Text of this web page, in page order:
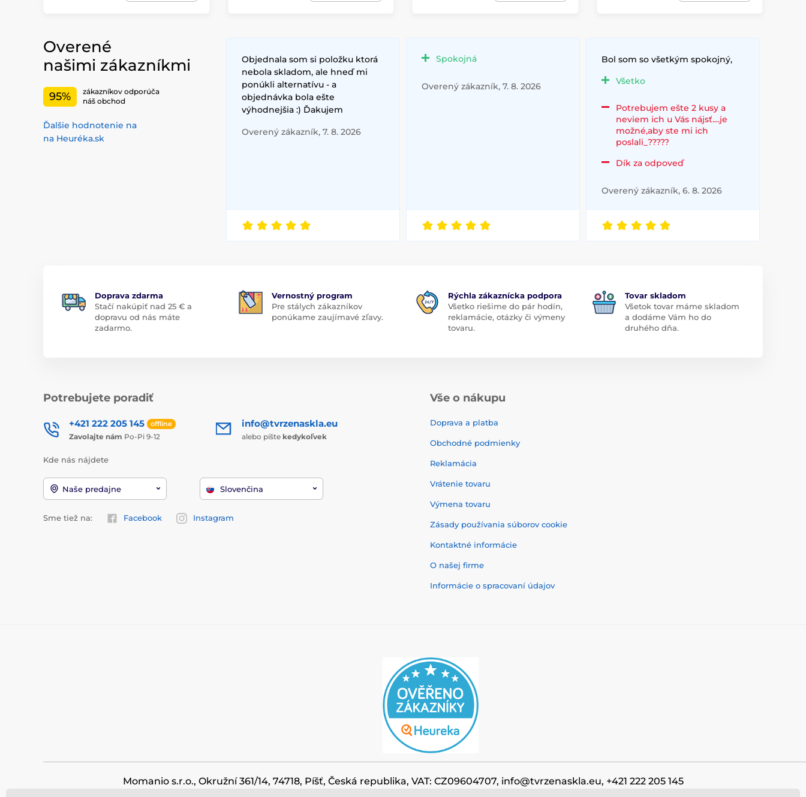
Overené
našimi zákazníkmi
95%
zákazníkov odporúča
náš obchod
Ďalšie hodnotenie na
na Heuréka.sk
Objednala som si položku ktorá
nebola skladom, ale hneď mi
ponúkli alternatívu - a
objednávka bola ešte
výhodnejšia :) Ďakujem
Overený zákazník, 7. 8. 2026
Spokojná
Overený zákazník, 7. 8. 2026
Bol som so všetkým spokojný,
Všetko
Potrebujem ešte 2 kusy a
neviem ich u Vás nájsť....je
možné,aby ste mi ich
poslali_?????
Dík za odpoveď
Overený zákazník, 6. 8. 2026
Doprava zdarma
Stačí nakúpiť nad 25 € a
dopravu od nás máte
zadarmo.
Vernostný program
Pre stálych zákazníkov
ponúkame zaujímavé zľavy.
Rýchla zákaznícka podpora
Všetko riešime do pár hodín,
reklamácie, otázky či výmeny
tovaru.
Tovar skladom
Všetok tovar máme skladom
a dodáme Vám ho do
druhého dňa.
Potrebujete poradiť
+421 222 205 145 offline
Zavolajte nám Po-Pi 9-12
info@tvrzenaskla.eu
alebo píšte kedykoľvek
Kde nás nájdete
Naše predajne Slovenčina
Sme tiež na: Facebook Instagram
Vše o nákupu
Doprava a platba
Obchodné podmienky
Reklamácia
Vrátenie tovaru
Výmena tovaru
Zásady používania súborov cookie
Kontaktné informácie
O našej firme
Informácie o spracovaní údajov
Momanio s.r.o., Okružní 361/14, 74718, Píšť, Česká republika, VAT: CZ09604707, info@tvrzenaskla.eu, +421 222 205 145